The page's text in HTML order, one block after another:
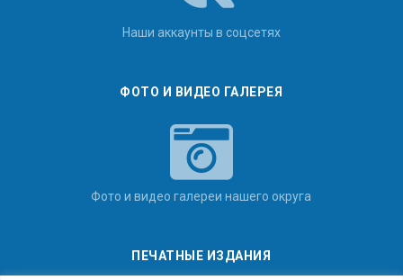
Наши аккаунты в соцсетях
ФОТО И ВИДЕО ГАЛЕРЕЯ
Фото и видео галереи нашего округа
ПЕЧАТНЫЕ ИЗДАНИЯ